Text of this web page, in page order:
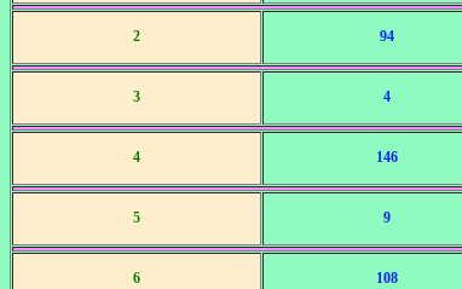
2 94
3 4
4 146
5 9
6 108